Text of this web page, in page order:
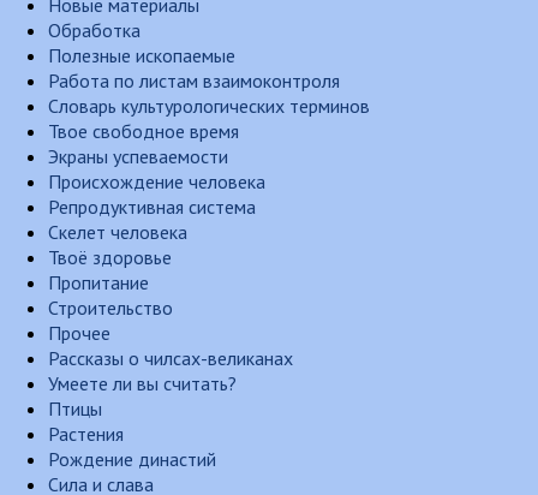
Обработка
Полезные ископаемые
Работа по листам взаимоконтроля
Словарь культурологических терминов
Твое свободное время
Экраны успеваемости
Происхождение человека
Репродуктивная система
Скелет человека
Твоё здоровье
Пропитание
Строительство
Прочее
Рассказы о чилсах-великанах
Умеете ли вы считать?
Птицы
Растения
Рождение династий
Сила и слава